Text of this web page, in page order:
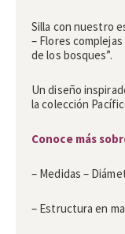
Silla con nuestro
– Flores
de los bosques”.
Un diseño
la colección
Conoce más
– Medidas –
– Estructura en